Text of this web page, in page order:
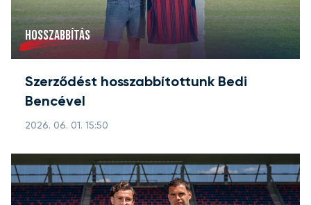
HOSSZABBÍTÁS
Szerződést hosszabbítottunk Bedi
Bencével
2026. 06. 01. 15:50